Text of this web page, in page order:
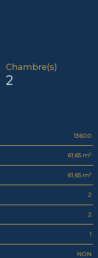
Chambre(s)
2
13600
61,65 m²
61,65 m²
2
2
1
NON